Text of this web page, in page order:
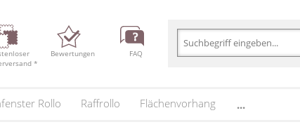
*
Bewertungen FAQ
Rollo Raffrollo Flächenvorhang ...